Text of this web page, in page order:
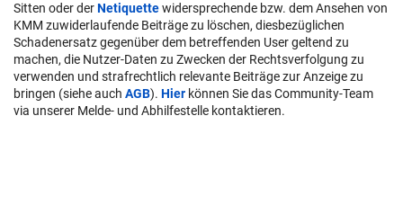
Sitten oder derNetiquettewidersprechende bzw. dem Ansehen von
KMM zuwiderlaufende Beiträge zu löschen, diesbezüglichen
Schadenersatz gegenüber dem betreffenden User geltend zu
machen, die Nutzer-Daten zu Zwecken der Rechtsverfolgung zu
verwenden und strafrechtlich relevante Beiträge zur Anzeige zu
bringen (siehe auch AGB). Hier können Sie das Community-Team
via unserer Melde- und Abhilfestelle kontaktieren.